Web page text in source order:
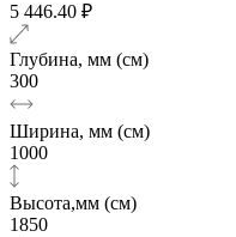
5 446.40 ₽
Глубина, мм (см)
300
Ширина, мм (см)
1000
Высота,мм (см)
1850